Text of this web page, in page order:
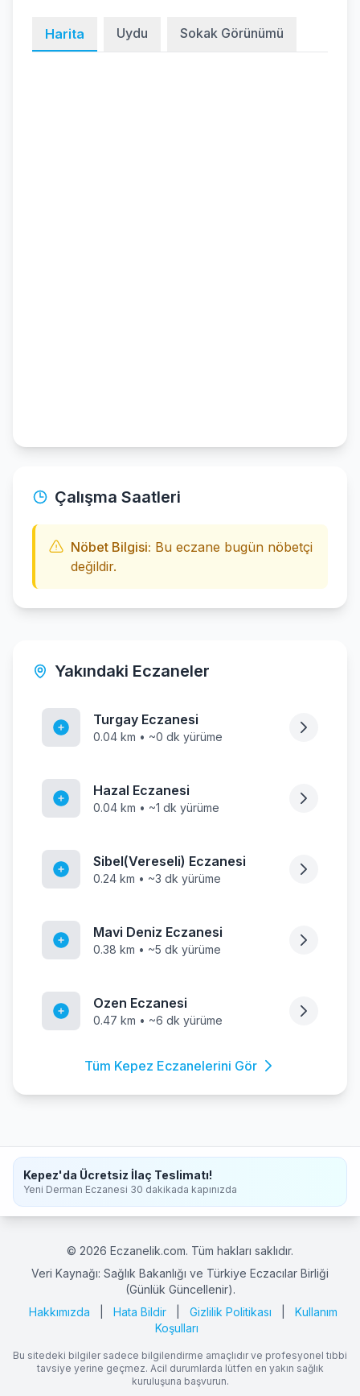
Harita Uydu Sokak Görünümü
Çalışma Saatleri
Nöbet Bilgisi: Bu eczane bugün nöbetçi
değildir.
Yakındaki Eczaneler
Turgay Eczanesi
0.04 km • ~0 dk yürüme
Hazal Eczanesi
0.04 km • ~1 dk yürüme
Sibel(Vereseli) Eczanesi
0.24 km • ~3 dk yürüme
Mavi Deniz Eczanesi
0.38 km • ~5 dk yürüme
Ozen Eczanesi
0.47 km • ~6 dk yürüme
Tüm Kepez Eczanelerini Gör
Kepez'da Ücretsiz İlaç Teslimatı!
Yeni Derman Eczanesi 30 dakikada kapınızda
© 2026 Eczanelik.com. Tüm hakları saklıdır.
Veri Kaynağı: Sağlık Bakanlığı ve Türkiye Eczacılar Birliği
(Günlük Güncellenir).
Hakkımızda
Hata Bildir Gizlilik Politikası
Kullanım
Koşulları
Bu sitedeki bilgiler sadece bilgilendirme amaçlıdır ve profesyonel tıbbi
tavsiye yerine geçmez. Acil durumlarda lütfen en yakın sağlık
kuruluşuna başvurun.